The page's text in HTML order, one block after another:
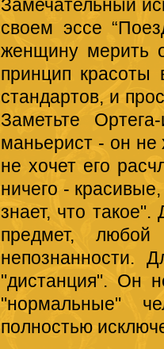
Замечательный
своем эссе
женщину мерить
принцип
стандартов, и
Заметьте
маньерист - он не
не хочет его
ничего -
знает, что
предмет,
непознанности.
"дистанция". Он
"нормальные"
полностью